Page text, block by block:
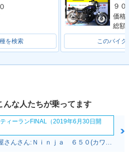
を検索
価格:
総額:
このバイク
んな人たちが乗ってます
ィーランFINAL（2019年6月30日開
650の事務屋さんさん:Ｎｉｎｊａ ６５０(カワサキ)